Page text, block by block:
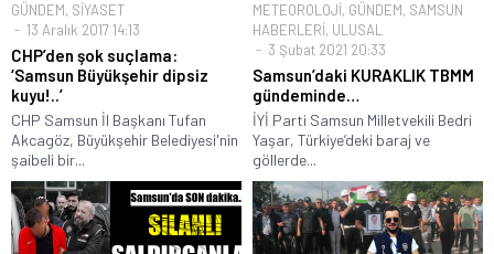
GÜNDEM, SİYASET
13 Aralık 2017 14:13
CHP’den şok suçlama:
‘Samsun Büyükşehir dipsiz
kuyu!..’
CHP Samsun İl Başkanı Tufan
Akcagöz, Büyükşehir Belediyesi'nin
şaibeli bir...
METEOROLOJİ, GÜNDEM, SAMSUN
HABERLERİ, ULUSAL
3 Şubat 2021 20:33
Samsun’daki KURAKLIK TBMM
gündeminde…
İYİ Parti Samsun Milletvekili Bedri
Yaşar, Türkiye’deki baraj ve
göllerde...